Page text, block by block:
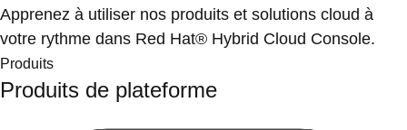
Apprenez à utiliser nos produits et solutions cloud à
votre rythme dans Red Hat® Hybrid Cloud Console.
Produits
Produits de plateforme